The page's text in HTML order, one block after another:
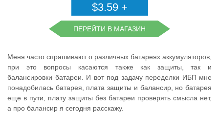
$3.59 +
доставка
ПЕРЕЙТИ В МАГАЗИН
Меня часто спрашивают о различных батареях аккумуляторов,
при это вопросы касаются также как защиты, так и
балансировки батареи. И вот под задачу переделки ИБП мне
понадобилась батарея, плата защиты и балансир, но батарея
еще в пути, плату защиты без батареи проверять смысла нет,
а про балансир я сегодня расскажу.